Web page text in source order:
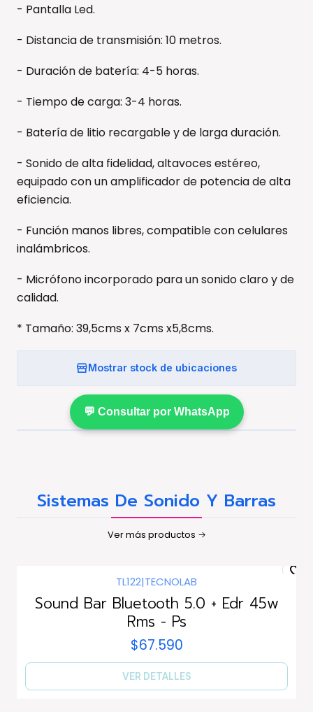
- Pantalla Led.
- Distancia de transmisión: 10 metros.
- Duración de batería: 4-5 horas.
- Tiempo de carga: 3-4 horas.
- Batería de litio recargable y de larga duración.
- Sonido de alta fidelidad, altavoces estéreo,
equipado con un amplificador de potencia de alta
eficiencia.
- Función manos libres, compatible con celulares
inalámbricos.
- Micrófono incorporado para un sonido claro y de
calidad.
* Tamaño: 39,5cms x 7cms x5,8cms.
Mostrar stock de ubicaciones
💬 Consultar por WhatsApp
Sistemas De Sonido Y Barras
Ver más productos
TL122|TECNOLAB
Sound Bar Bluetooth 5.0 + Edr 45w
Rms - Ps
$67.590
VER DETALLES